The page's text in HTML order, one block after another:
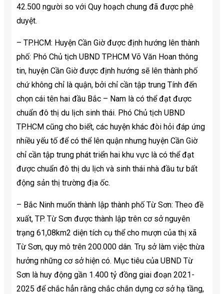
42.500 người so với Quy hoạch chung đã được phê
duyệt.
– TP.HCM: Huyện Cần Giờ được định hướng lên thành
phố: Phó Chủ tịch UBND TP.HCM Võ Văn Hoan thông
tin, huyện Cần Giờ được định hướng sẽ lên thành phố
chứ không chỉ là quận, bởi chỉ cần tập trung Tính đến
chọn cái tên hai đầu Bắc – Nam là có thể đạt được
chuẩn đô thị du lịch sinh thái. Phó Chủ tịch UBND
TP.HCM cũng cho biết, các huyện khác đòi hỏi đáp ứng
nhiều yếu tố để có thể lên quận nhưng huyện Cần Giờ
chỉ cần tập trung phát triển hai khu vực là có thể đạt
được chuẩn đô thị du lịch và sinh thái nhà đầu tư bất
động sản thị trường địa ốc.
– Bắc Ninh muốn thành lập thành phố Từ Sơn: Theo đề
xuất, TP. Từ Sơn được thành lập trên cơ sở nguyên
trạng 61,08km2 diện tích cụ thể cho mượn của thị xã
Từ Sơn, quy mô trên 200.000 dân. Trụ sở làm việc thừa
hưởng những cơ sở hiện có. Mục tiêu của UBND Từ
Sơn là huy động gần 1.400 tỷ đồng giai đoạn 2021-
2025 để chắc hẳn rằng chắc chắn dựng cơ sở hạ tầng,